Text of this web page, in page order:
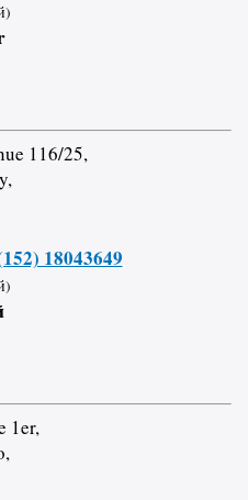
116/25,
18043649
1er,